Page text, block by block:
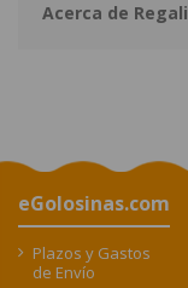
Acerca de
eGolosinas.com
Plazos y Gastos
de Envío